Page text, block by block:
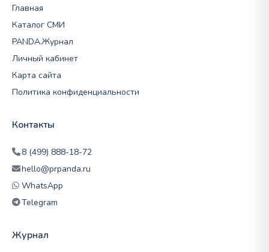
Главная
Каталог СМИ
PANDA.Журнал
Личный кабинет
Карта сайта
Политика конфиденциальности
Контакты
8 (499) 888-18-72
hello@prpanda.ru
WhatsApp
Telegram
Журнал